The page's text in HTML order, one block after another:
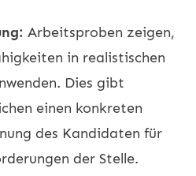
Arbeitsproben zeigen,
in realistischen
Dies gibt
einen konkreten
des Kandidaten für
der Stelle.